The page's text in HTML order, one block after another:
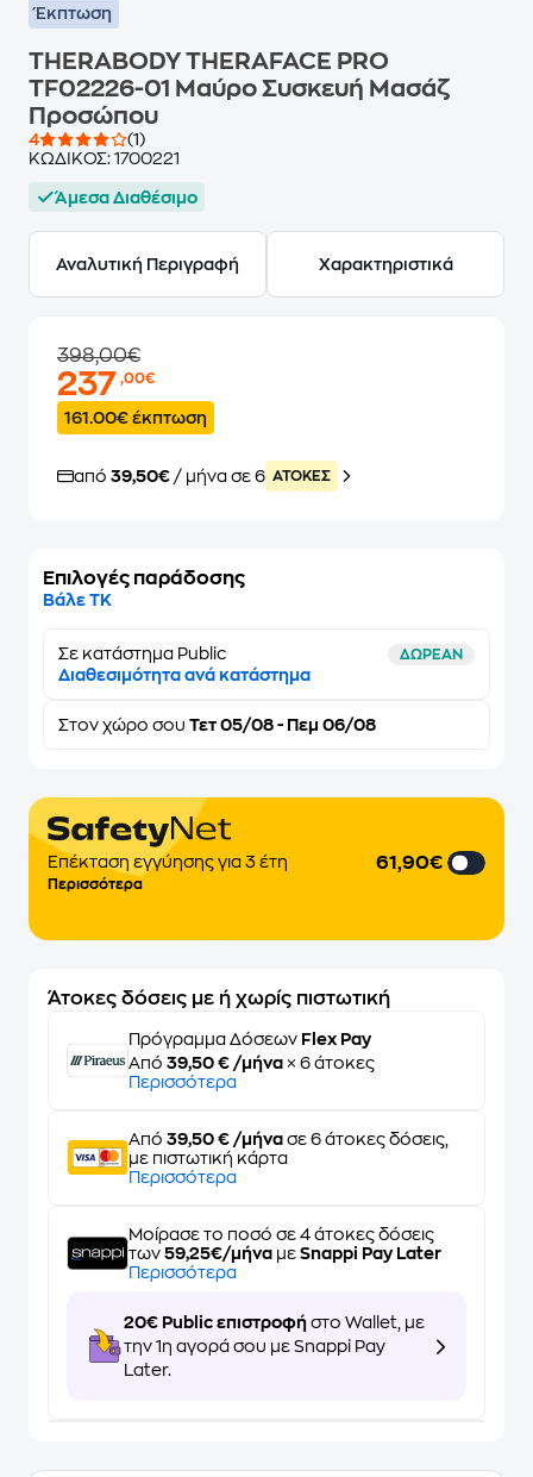
Έκπτωση
THERABODY THERAFACE PRO
TF02226-01 Μαύρο Συσκευή Μασάζ
Προσώπου
4
(1)
ΚΩΔΙΚΟΣ: 1700221
Άμεσα Διαθέσιμο
Αναλυτική Περιγραφή Χαρακτηριστικά
398,00€
237,00€
161.00€ έκπτωση
από 39,50€ / μήνα σε 6 ATOKEΣ
Επιλογές παράδοσης
Βάλε ΤΚ
Σε κατάστημα Public ΔΩΡΕΑΝ
Διαθεσιμότητα ανά κατάστημα
Στον χώρο σου Τετ 05/08 - Πεμ 06/08
Επέκταση εγγύησης για 3 έτη
Περισσότερα
61,90€
Άτοκες δόσεις με ή χωρίς πιστωτική
Πρόγραμμα Δόσεων Flex Pay
Από 39,50 € /μήνα × 6 άτοκες
Περισσότερα
Από 39,50 € /μήνα σε 6 άτοκες δόσεις,
με πιστωτική κάρτα
Περισσότερα
Μοίρασε το ποσό σε 4 άτοκες δόσεις
των 59,25€/μήνα με Snappi Pay Later
Περισσότερα
20€ Public επιστροφή στο Wallet, με
την 1η αγορά σου με Snappi Pay
Later.